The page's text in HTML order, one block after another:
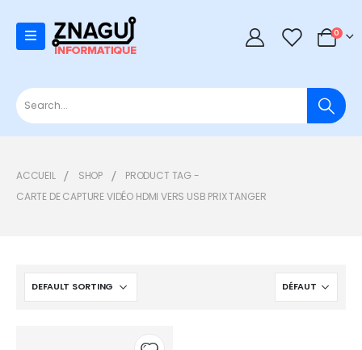
0 0
ACCUEIL SHOP
PRODUCT TAG -
CARTE DE CAPTURE VIDÉO HDMI VERS USB PRIX TANGER